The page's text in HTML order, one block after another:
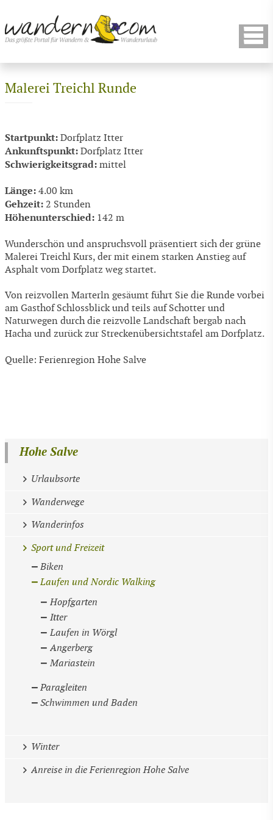
Malerei Treichl Runde
Startpunkt: Dorfplatz Itter
Ankunftspunkt: Dorfplatz Itter
Schwierigkeitsgrad: mittel
Länge: 4.00 km
Gehzeit: 2 Stunden
Höhenunterschied: 142 m
Wunderschön und anspruchsvoll präsentiert sich der grüne
Malerei Treichl Kurs, der mit einem starken Anstieg auf
Asphalt vom Dorfplatz weg startet.
Von reizvollen Marterln gesäumt führt Sie die Runde vorbei
am Gasthof Schlossblick und teils auf Schotter und
Naturwegen durch die reizvolle Landschaft bergab nach
Hacha und zurück zur Streckenübersichtstafel am Dorfplatz.
Quelle: Ferienregion Hohe Salve
Hohe Salve
Urlaubsorte
Wanderwege
Wanderinfos
Sport und Freizeit
Biken
Laufen und Nordic Walking
Hopfgarten
Itter
Laufen in Wörgl
Angerberg
Mariastein
Paragleiten
Schwimmen und Baden
Winter
Anreise in die Ferienregion Hohe Salve